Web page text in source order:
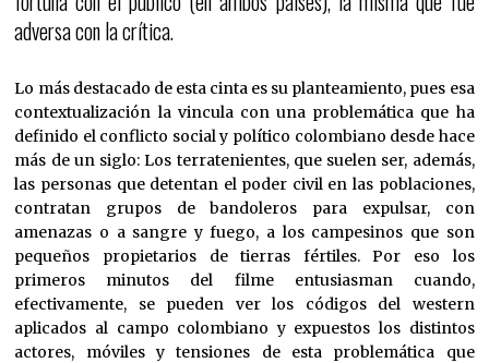
adversa con la crítica.
Lo más destacado de esta cinta es su planteamiento, pues esa
contextualización la vincula con una problemática que ha
definido el conflicto social y político colombiano desde hace
más de un siglo: Los terratenientes, que suelen ser, además,
las personas que detentan el poder civil en las poblaciones,
contratan grupos de bandoleros para expulsar, con
amenazas o a sangre y fuego, a los campesinos que son
pequeños propietarios de tierras fértiles. Por eso los
primeros minutos del filme entusiasman cuando,
efectivamente, se pueden ver los códigos del western
aplicados al campo colombiano y expuestos los distintos
actores, móviles y tensiones de esta problemática que